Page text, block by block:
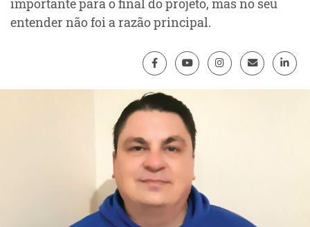
importante para o final do projeto, mas no seu
entender não foi a razão principal.